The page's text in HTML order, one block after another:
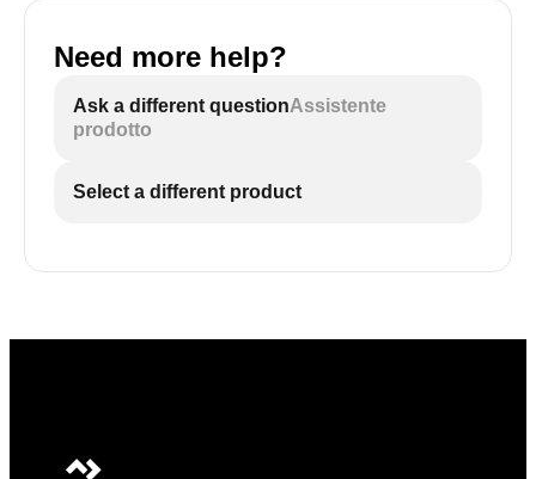
Need more help?
Ask a different questionAssistente
prodotto
Select a different product